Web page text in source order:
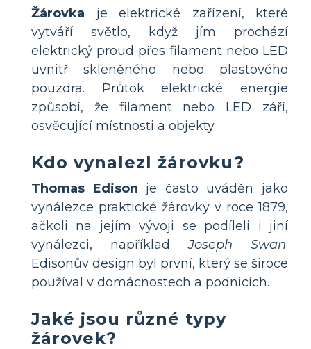
Žárovka je elektrické zařízení, které
vytváří světlo, když jím prochází
elektrický proud přes filament nebo LED
uvnitř skleněného nebo plastového
pouzdra. Průtok elektrické energie
způsobí, že filament nebo LED září,
osvěcující místnosti a objekty.
Kdo vynalezl žárovku?
Thomas Edison je často uváděn jako
vynálezce praktické žárovky v roce 1879,
ačkoli na jejím vývoji se podíleli i jiní
vynálezci, napříkladJoseph Swan.
Edisonův design byl první, který se široce
používal v domácnostech a podnicích.
Jaké jsou různé typy
žárovek?